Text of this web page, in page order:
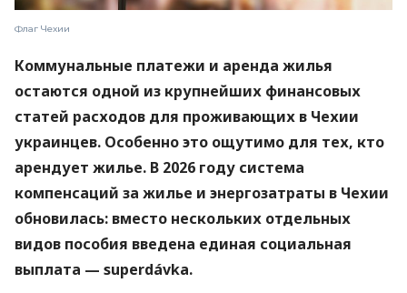
Флаг Чехии
Коммунальные платежи и аренда жилья
остаются одной из крупнейших финансовых
статей расходов для проживающих в Чехии
украинцев. Особенно это ощутимо для тех, кто
арендует жилье. В 2026 году система
компенсаций за жилье и энергозатраты в Чехии
обновилась: вместо нескольких отдельных
видов пособия введена единая социальная
выплата — superdávka.